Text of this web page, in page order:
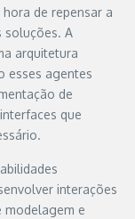
de repensar a
soluções. A
arquitetura
esses agentes
de
que
interações
modelagem e